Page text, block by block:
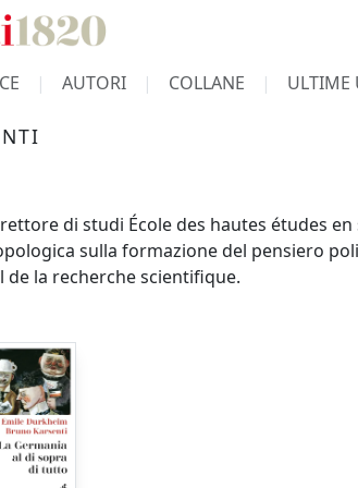
AUTORI COLLANE ULTIME
di studi École des hautes études
sulla formazione del pensiero
de la recherche scientifique.